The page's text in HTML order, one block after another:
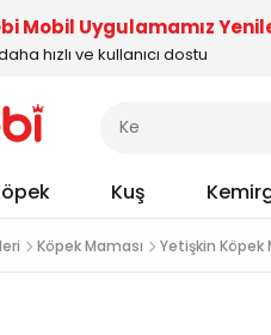
Mobil Uygulamamız
hızlı ve kullanıcı dostu
Kuş
Köpek Maması Yetişkin Köpek